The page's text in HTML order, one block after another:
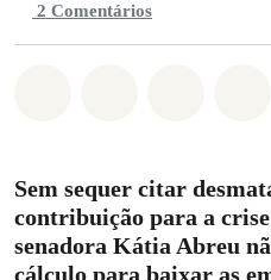
2 Comentários
Sem sequer citar
contribuição para a
senadora Kátia Abreu
cálculo para baixar as